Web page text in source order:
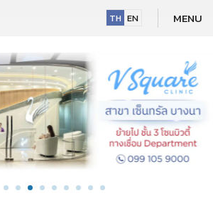
TH EN MENU